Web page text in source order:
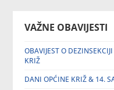
VAŽNE OBAVIJESTI
OBAVIJEST O
KRIŽ
DANI OPĆINE KRIŽ & 14.